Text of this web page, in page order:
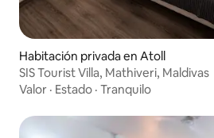
Habitación privada en Atoll
SIS Tourist Villa, Mathiveri, Maldivas
Valor · Estado · Tranquilo